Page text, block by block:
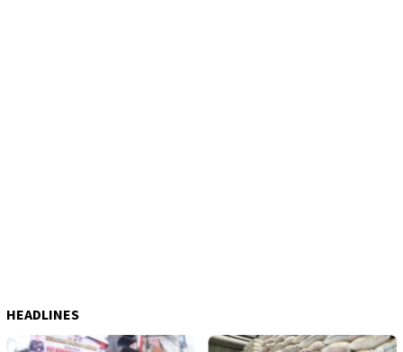
HEADLINES